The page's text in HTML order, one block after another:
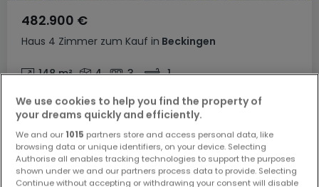
Haus 4 Zimmer zum Kauf in Beckingen
482.900 €
148 m² 4 3
1
We use cookies to help you find the property of
your dreams quickly and efficiently.
We and our 1015 partners store and access personal data, like
browsing data or unique identifiers, on your device. Selecting
Authorise all enables tracking technologies to support the purposes
shown under we and our partners process data to provide. Selecting
Continue without accepting or withdrawing your consent will disable